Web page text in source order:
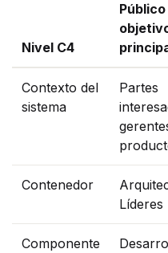
Nivel C4
Público
Contexto del
sistema
Partes
Contenedor
Líderes
Componente